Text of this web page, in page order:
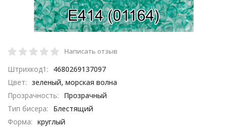
Написать отзыв
Штрихкод1:
4680269137097
Цвет: зеленый, морская волна
Прозрачность:
Прозрачный
Тип бисера:
Блестящий
Форма: круглый